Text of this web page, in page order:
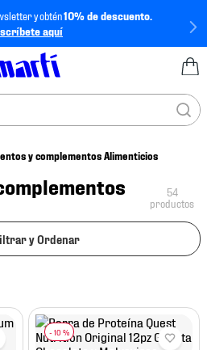
y obtén10% de descuento.
aquí
y complementos Alimenticios
54
productos
- 10 %